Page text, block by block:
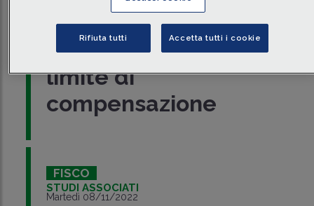
verifica del
superamento del
limite di
compensazione
FISCO
STUDI ASSOCIATI
Martedì 08/11/2022
Rifiuta tutti Accetta tutti i cookie